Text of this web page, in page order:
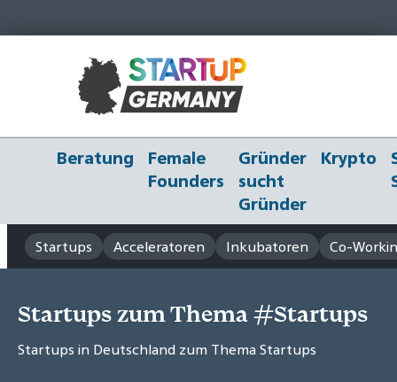
Beratung
Female
Founders
Gründer
sucht
Gründer
Krypto
Startups Acceleratoren Inkubatoren Co-
Startups zum Thema #Startups
Startups in Deutschland zum Thema Startups